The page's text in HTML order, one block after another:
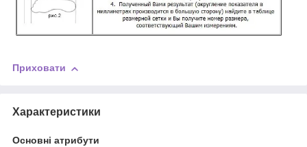
Приховати
Характеристики
Основні атрибути